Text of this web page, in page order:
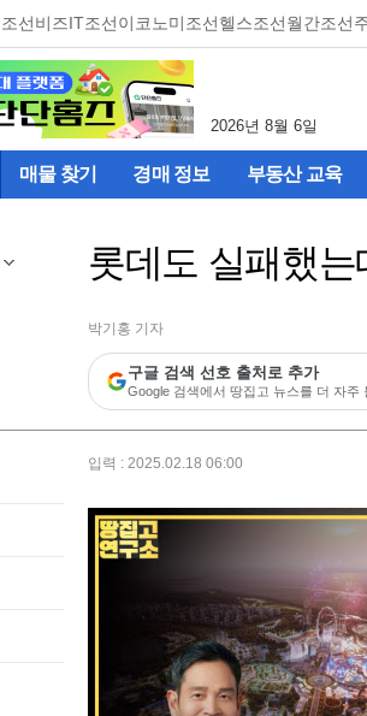
조선비즈IT조선이코노미조선헬스조선월간조선
2026년 8월 6일
매물 찾기 경매 정보 부동산 교육
롯데도 실패했
박기홍 기자
구글 검색 선호 출처로 추가
Google 검색에서 땅집고 뉴스를 더 자주
입력 : 2025.02.18 06:00